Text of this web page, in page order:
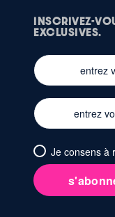
INSCRIVEZ-
EXCLUSIVES.
Je consens à